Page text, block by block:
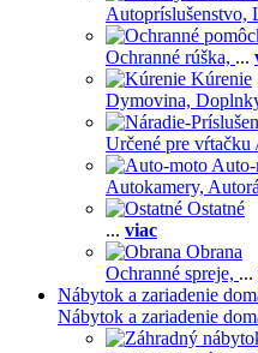
Autopríslušenstvo,
Ochranné rúška, ...
Kúrenie
Dymovina,
Určené pre
Autokamery,
Ostatné
... viac
Obrana
Ochranné spreje, ...
Nábytok a zariadenie
Nábytok a zariadenie